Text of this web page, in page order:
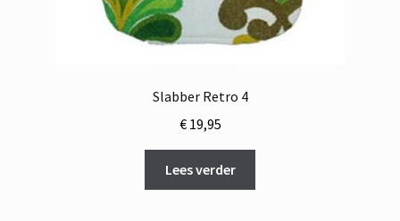
Slabber Retro 4
€19,95
Lees verder